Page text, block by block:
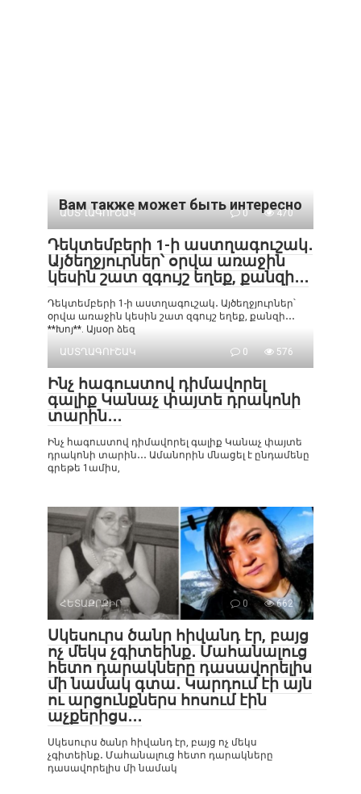
Вам также может быть интересно
ԱՍՏՂԱԳՈՒՇԱԿ 0 470
Դեկտեմբերի 1-ի աստղագուշակ․
Այծեղջյուրներ՝ օրվա առաջին
կեսին շատ զգույշ եղեք, քանզի․․․
Դեկտեմբերի 1-ի աստղագուշակ․ Այծեղջյուրներ՝
օրվա առաջին կեսին շատ զգույշ եղեք, քանզի․․․
**Խոյ**. Այսօր ձեզ
ԱՍՏՂԱԳՈՒՇԱԿ
0 576
Ինչ հագուստով դիմավորել
գալիք Կանաչ փայտե դրակոնի
տարին․․․
Ինչ հագուստով դիմավորել գալիք Կանաչ փայտե
դրակոնի տարին․․․ Ամանորին մնացել է ընդամենը
գրեթե 1ամիս,
ՀԵՏԱՔՐՔԻՐ 0 662
Սկեսուրս ծանր հիվանդ էր, բայց
ոչ մեկս չգիտեինք․ Մահանալուց
հետո դարակները դասավորելիս
մի նամակ գտա․ Կարդում էի այն
ու արցունքներս հոսում էին
աչքերիցս․․․
Սկեսուրս ծանր հիվանդ էր, բայց ոչ մեկս
չգիտեինք․ Մահանալուց հետո դարակները
դասավորելիս մի նամակ